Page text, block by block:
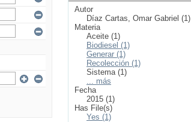
Autor
Díaz Cartas, Omar Gabriel (1)
Materia
Aceite (1)
Biodiesel (1)
Generar (1)
Recolección (1)
Sistema (1)
... más
Fecha
2015 (1)
Has File(s)
Yes (1)